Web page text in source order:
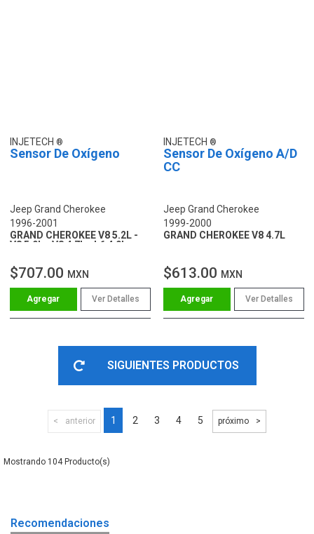
INJETECH
Sensor De Oxígeno
Jeep Grand Cherokee
1996-2001
GRAND CHEROKEE V8 5.2L -
V8 5.9L - V8 4.7L - L6 4.0L
$707.00 MXN
Ver Detalles
INJETECH
Sensor De Oxígeno A/D
CC
Jeep Grand Cherokee
1999-2000
GRAND CHEROKEE V8 4.7L
$613.00 MXN
Ver Detalles
SIGUIENTES PRODUCTOS
anterior 1 2 3 4 5 próximo
104
Recomendaciones